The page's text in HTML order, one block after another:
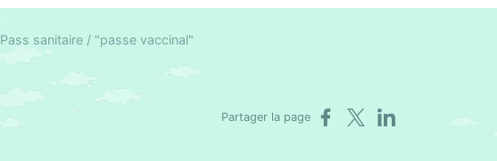
Pass sanitaire / "passe vaccinal"
Partager la page Partager sur Facebook
Partager sur X
Partager sur LinkedIn